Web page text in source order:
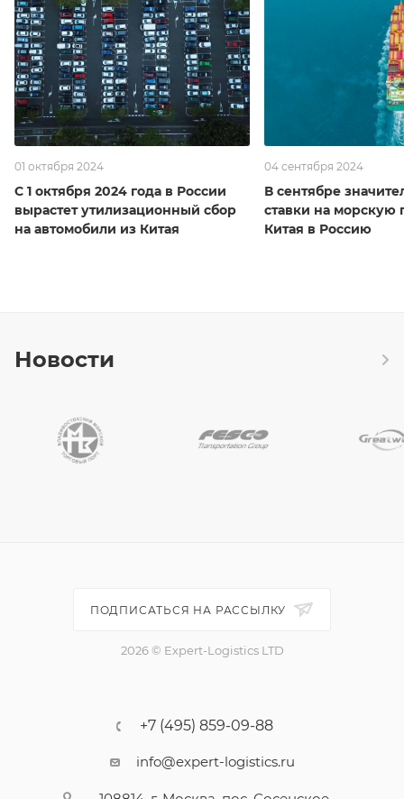
01 октября 2024
С 1 октября 2024 года в России
вырастет утилизационный сбор
на автомобили из Китая
04 сентября 2024
В сентябре
ставки на морскую
Китая в Россию
Новости
ПОДПИСАТЬСЯ НА РАССЫЛКУ
2026 © Expert-Logistics LTD
+7 (495) 859-09-88
info@expert-logistics.ru